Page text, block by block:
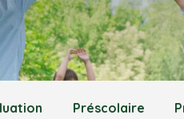
Préscolaire